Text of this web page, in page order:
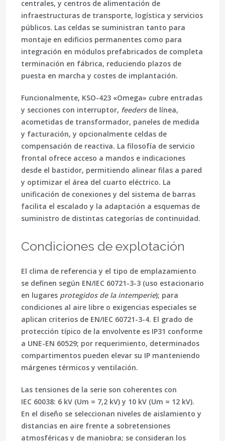
centrales, y centros de alimentación de
infraestructuras de transporte, logística y servicios
públicos. Las celdas se suministran tanto para
montaje en edificios permanentes como para
integración en módulos prefabricados de completa
terminación en fábrica, reduciendo plazos de
puesta en marcha y costes de implantación.
Funcionalmente, KSO-423 «Omega» cubre entradas
y secciones con interruptor, feedersde línea,
acometidas de transformador, paneles de medida
y facturación, y opcionalmente celdas de
compensación de reactiva. La filosofía de servicio
frontal ofrece acceso a mandos e indicaciones
desde el bastidor, permitiendo alinear filas a pared
y optimizar el área del cuarto eléctrico. La
unificación de conexiones y del sistema de barras
facilita el escalado y la adaptación a esquemas de
suministro de distintas categorías de continuidad.
Condiciones de explotación
El clima de referencia y el tipo de emplazamiento
se definen según EN/IEC 60721-3-3 (uso estacionario
en lugares protegidos de la intemperie); para
condiciones al aire libre o exigencias especiales se
aplican criterios de EN/IEC 60721-3-4. El grado de
protección típico de la envolvente es IP31 conforme
a UNE-EN 60529; por requerimiento, determinados
compartimentos pueden elevar su IP manteniendo
márgenes térmicos y ventilación.
Las tensiones de la serie son coherentes con
IEC 60038: 6 kV (Um = 7,2 kV) y 10 kV (Um = 12 kV).
En el diseño se seleccionan niveles de aislamiento y
distancias en aire frente a sobretensiones
atmosféricas y de maniobra; se consideran los